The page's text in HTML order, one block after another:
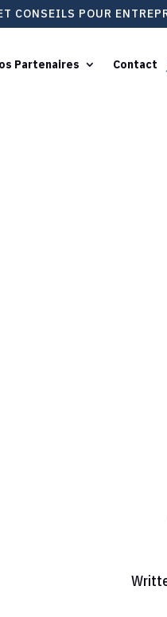
CONSEILS POUR
Partenaires Contact